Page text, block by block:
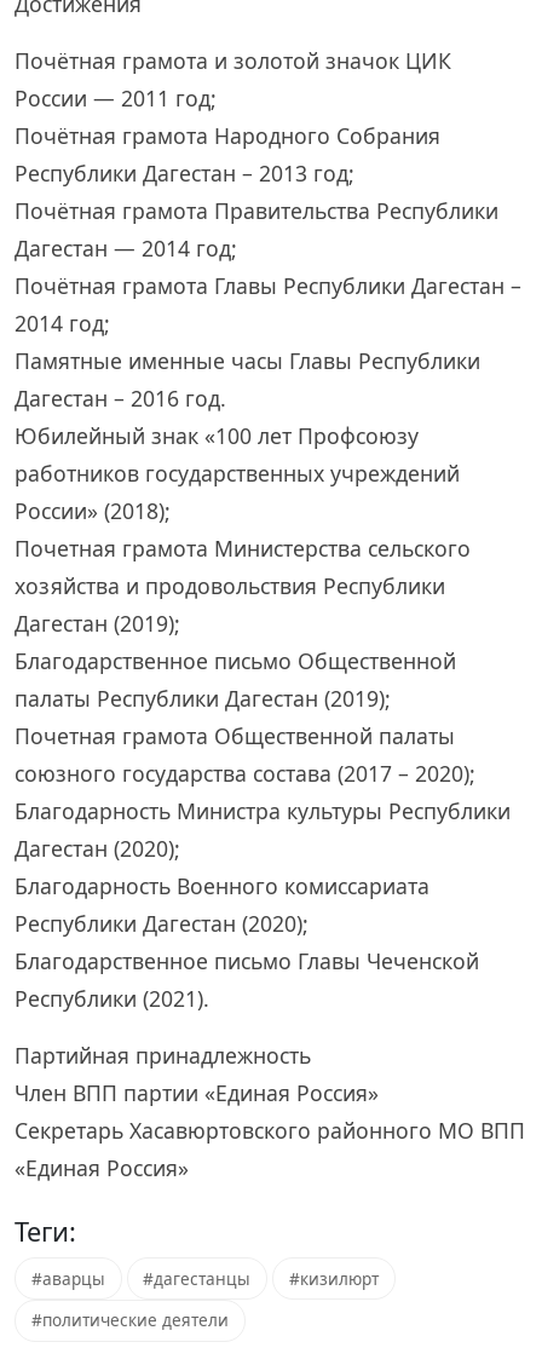
Почётная грамота и золотой значок ЦИК
России — 2011 год;
Почётная грамота Народного Собрания
Республики Дагестан – 2013 год;
Почётная грамота Правительства Республики
Дагестан — 2014 год;
Почётная грамота Главы Республики Дагестан –
2014 год;
Памятные именные часы Главы Республики
Дагестан – 2016 год.
Юбилейный знак «100 лет Профсоюзу
работников государственных учреждений
России» (2018);
Почетная грамота Министерства сельского
хозяйства и продовольствия Республики
Дагестан (2019);
Благодарственное письмо Общественной
палаты Республики Дагестан (2019);
Почетная грамота Общественной палаты
союзного государства состава (2017 – 2020);
Благодарность Министра культуры Республики
Дагестан (2020);
Благодарность Военного комиссариата
Республики Дагестан (2020);
Благодарственное письмо Главы Чеченской
Республики (2021).
Партийная принадлежность
Член ВПП партии «Единая Россия»
Секретарь Хасавюртовского районного МО ВПП
«Единая Россия»
Теги:
#аварцы #дагестанцы
#кизилюрт
#политические деятели